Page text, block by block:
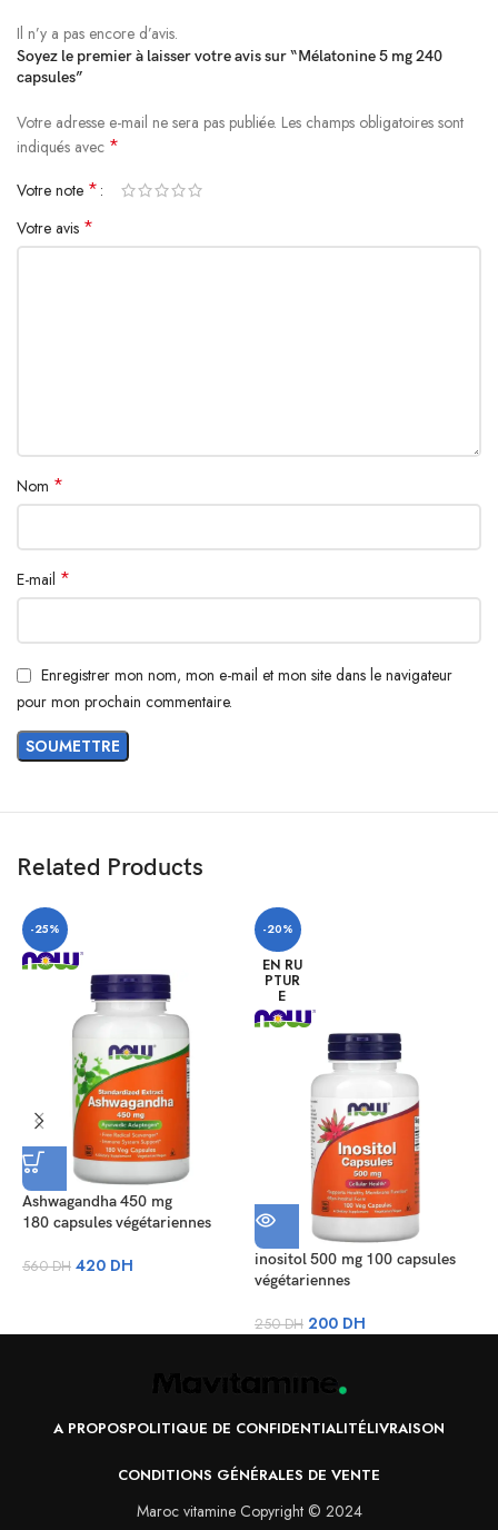
Il n’y a pas encore d’avis.
Soyez le premier à laisser votre avis sur “Mélatonine 5 mg 240
capsules”
Votre adresse e-mail ne sera pas publiée. Les champs obligatoires sont
indiqués avec *
Votre note *
Votre avis *
Nom *
E-mail *
Enregistrer mon nom, mon e-mail et mon site dans le navigateur
pour mon prochain commentaire.
Alternative:
Related Products
-25%
Ashwagandha 450 mg
180 capsules végétariennes
560DH 420 DH
-20%
EN RU
PTUR
E
inositol 500 mg 100 capsules
végétariennes
250DH 200 DH
A PROPOSPOLITIQUE DE CONFIDENTIALITÉLIVRAISON
CONDITIONS GÉNÉRALES DE VENTE
Maroc vitamine Copyright © 2024